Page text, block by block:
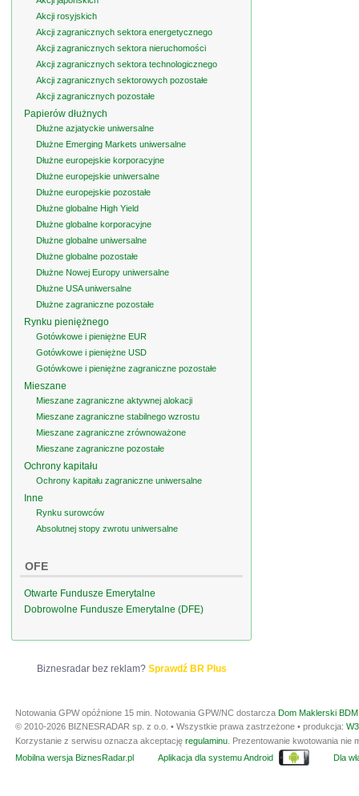
Akcji rosyjskich
Akcji zagranicznych sektora energetycznego
Akcji zagranicznych sektora nieruchomości
Akcji zagranicznych sektora technologicznego
Akcji zagranicznych sektorowych pozostałe
Akcji zagranicznych pozostałe
Papierów dłużnych
Dłużne azjatyckie uniwersalne
Dłużne Emerging Markets uniwersalne
Dłużne europejskie korporacyjne
Dłużne europejskie uniwersalne
Dłużne europejskie pozostałe
Dłużne globalne High Yield
Dłużne globalne korporacyjne
Dłużne globalne uniwersalne
Dłużne globalne pozostałe
Dłużne Nowej Europy uniwersalne
Dłużne USA uniwersalne
Dłużne zagraniczne pozostałe
Rynku pieniężnego
Gotówkowe i pieniężne EUR
Gotówkowe i pieniężne USD
Gotówkowe i pieniężne zagraniczne pozostałe
Mieszane
Mieszane zagraniczne aktywnej alokacji
Mieszane zagraniczne stabilnego wzrostu
Mieszane zagraniczne zrównoważone
Mieszane zagraniczne pozostałe
Ochrony kapitału
Ochrony kapitału zagraniczne uniwersalne
Inne
Rynku surowców
Absolutnej stopy zwrotu uniwersalne
OFE
Otwarte Fundusze Emerytalne
Dobrowolne Fundusze Emerytalne (DFE)
Biznesradar bez reklam? Sprawdź BR Plus
Notowania GPW opóźnione 15 min. Notowania GPW/NC dostarcza Dom Maklerski
© 2010-2026 BIZNESRADAR sp. z o.o. • Wszystkie prawa zastrzeżone • produkcja:
Korzystanie z serwisu oznacza akceptację regulaminu . Prezentowanie kwotowania
Mobilna wersja BiznesRadar.pl
Aplikacja dla systemu Android Dla